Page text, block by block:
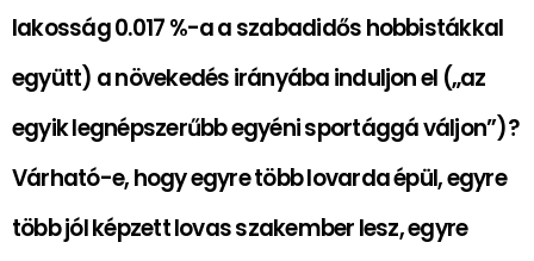
lakosság 0.017 %-a a szabadidős hobbistákkal
együtt) a növekedés irányába induljon el („az
egyik legnépszerűbb egyéni sportággá váljon”)?
Várható-e, hogy egyre több lovarda épül, egyre
több jól képzett lovas szakember lesz, egyre